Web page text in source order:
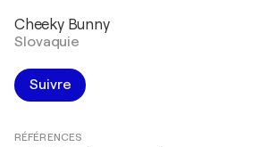
Cheeky Bunny
Slovaquie
Suivre
RÉFÉRENCES